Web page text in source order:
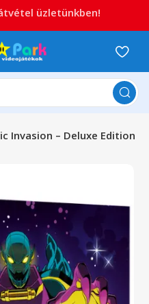
Invasion – Deluxe Edition
üzletünkben!